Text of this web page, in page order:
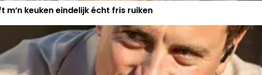
keuken eindelijk écht fris ruiken